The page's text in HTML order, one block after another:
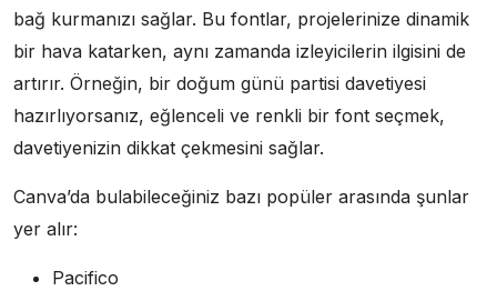
bağ kurmanızı sağlar. Bu fontlar, projelerinize dinamik
bir hava katarken, aynı zamanda izleyicilerin ilgisini de
artırır. Örneğin, bir doğum günü partisi davetiyesi
hazırlıyorsanız, eğlenceli ve renkli bir font seçmek,
davetiyenizin dikkat çekmesini sağlar.
Canva’da bulabileceğiniz bazı popüler arasında şunlar
yer alır:
Pacifico